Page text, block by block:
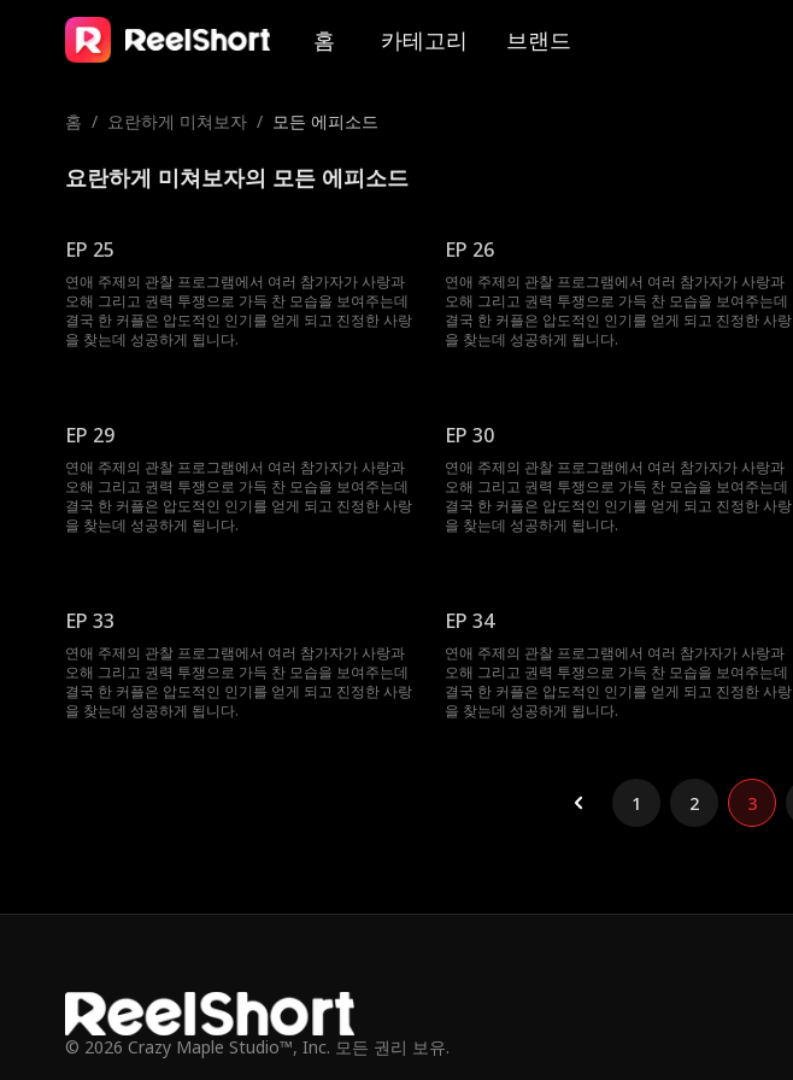
홈 카테고리 브랜드
홈 / 요란하게 미쳐보자 / 모든 에피소드
요란하게 미쳐보자의 모든 에피소드
EP 25
연애 주제의 관찰 프로그램에서 여러 참가자가 사랑과
오해 그리고 권력 투쟁으로 가득 찬 모습을 보여주는데
결국 한 커플은 압도적인 인기를 얻게 되고 진정한 사랑
을 찾는데 성공하게 됩니다.
EP 26
연애 주제의 관찰 프로그램에서 여러 참가자가 사랑과
오해 그리고 권력 투쟁으로 가득 찬 모습을 보여주는데
결국 한 커플은 압도적인 인기를 얻게 되고 진정한 사랑
을 찾는데 성공하게 됩니다.
EP 29
연애 주제의 관찰 프로그램에서 여러 참가자가 사랑과
오해 그리고 권력 투쟁으로 가득 찬 모습을 보여주는데
결국 한 커플은 압도적인 인기를 얻게 되고 진정한 사랑
을 찾는데 성공하게 됩니다.
EP 30
연애 주제의 관찰 프로그램에서 여러 참가자가 사랑과
오해 그리고 권력 투쟁으로 가득 찬 모습을 보여주는데
결국 한 커플은 압도적인 인기를 얻게 되고 진정한 사랑
을 찾는데 성공하게 됩니다.
EP 33
연애 주제의 관찰 프로그램에서 여러 참가자가 사랑과
오해 그리고 권력 투쟁으로 가득 찬 모습을 보여주는데
결국 한 커플은 압도적인 인기를 얻게 되고 진정한 사랑
을 찾는데 성공하게 됩니다.
EP 34
연애 주제의 관찰 프로그램에서 여러 참가자가 사랑과
오해 그리고 권력 투쟁으로 가득 찬 모습을 보여주는데
결국 한 커플은 압도적인 인기를 얻게 되고 진정한 사랑
을 찾는데 성공하게 됩니다.
1 2 3
© 2026 Crazy Maple Studio™, Inc. 모든 권리 보유.